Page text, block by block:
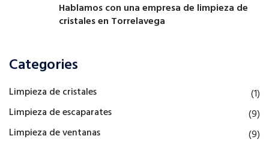
Hablamos con una empresa de limpieza de
cristales en Torrelavega
Categories
Limpieza de cristales
(1)
Limpieza de escaparates
(9)
Limpieza de ventanas
(9)